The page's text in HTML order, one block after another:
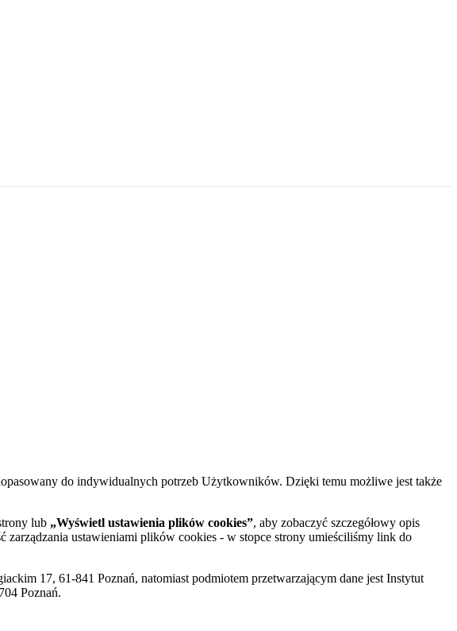
do indywidualnych potrzeb Użytkowników. Dzięki temu możliwe jest także
lub „Wyświetl ustawienia plików cookies”, aby zobaczyć szczegółowy opis
ustawieniami plików cookies - w stopce strony umieściliśmy link do
17, 61-841 Poznań, natomiast podmiotem przetwarzającym dane jest Instytut
Poznań.